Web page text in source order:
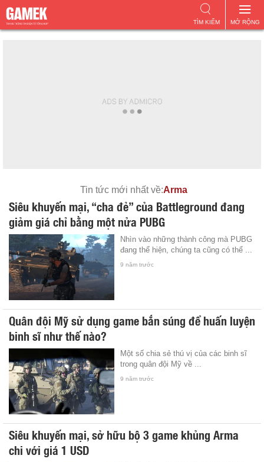
MỞ RỘNG
TÌM KIẾM
Tin tức mới nhất về:Arma
Siêu khuyến mại, “cha đẻ” của Battleground đang
giảm giá chỉ bằng một nửa PUBG
Nhìn vào những thành công mà PUBG
đang thể hiện, chúng ta cũng có thể ...
9 năm trước
Quân đội Mỹ sử dụng game bắn súng để huấn luyện
binh sĩ như thế nào?
Một số chia sẻ thú vị của các binh sĩ
trong quân đội Mỹ về ...
9 năm trước
Siêu khuyến mại, sở hữu bộ 3 game khủng Arma
chi với giá 1 USD